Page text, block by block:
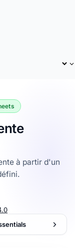
à partir d'un